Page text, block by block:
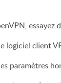
essayez
logiciel client
paramètres